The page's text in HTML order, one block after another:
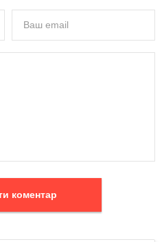
Залишити коментар